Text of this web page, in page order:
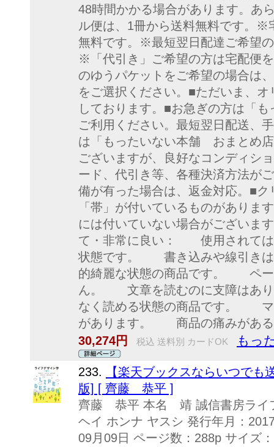
48時間かかる場合があります。あ
ル便は、1冊から送料無料です。※
無料です。※最短翌日配達ご希望
※「代引き」ご希望の方は宅配便
のゆうパケットをご希望の場合は
をご選択ください。■ただいま、
しております。■お急ぎの方は「
ご利用ください。最短翌日配送、
は「もったいない本舗 おまとめ
ございますが、良好なコンディシ
ード、代引き等、各種決済方法が
備が有った場合は、返金対応。■
「帯」が付いているものがありま
には付いていない場合がございま
て・非常に良い： 使用されて
状態です。 書き込みや線引き
的綺麗な状態の商品です。 ペー
ん。 文章を読むのに支障はあ
なく読める状態の商品です。 マ
があります。 商品の痛みがある
30,274円
税込 送料別 カードOK もっ
233.
【楽天ブックスならいつで
版] [ 齊藤 恭平 ]
齊藤 恭平 本名 靖 誠信書房ライ
ヘイ ホンナ ヤスシ 発行年月：
09月09日 ページ数：288p サイズ